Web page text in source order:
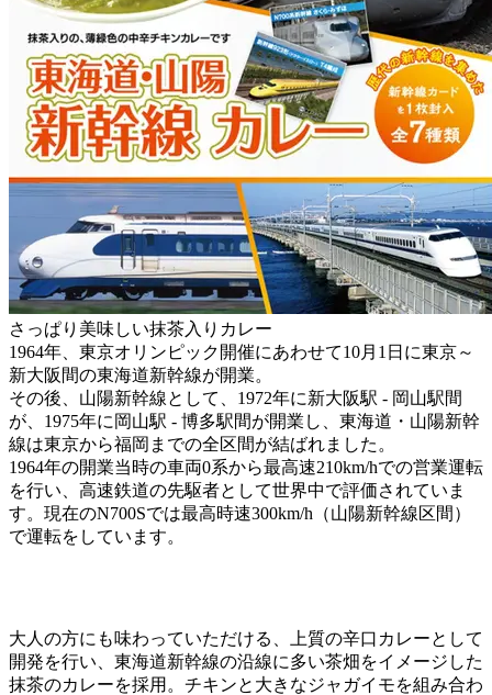
さっぱり美味しい抹茶入りカレー
1964年、東京オリンピック開催にあわせて10月1日に東京～
新大阪間の東海道新幹線が開業。
その後、山陽新幹線として、1972年に新大阪駅 - 岡山駅間
が、1975年に岡山駅 - 博多駅間が開業し、東海道・山陽新幹
線は東京から福岡までの全区間が結ばれました。
1964年の開業当時の車両0系から最高速210km/hでの営業運転
を行い、高速鉄道の先駆者として世界中で評価されていま
す。現在のN700Sでは最高時速300km/h（山陽新幹線区間）
で運転をしています。
大人の方にも味わっていただける、上質の辛口カレーとして
開発を行い、東海道新幹線の沿線に多い茶畑をイメージした
抹茶のカレーを採用。チキンと大きなジャガイモを組み合わ